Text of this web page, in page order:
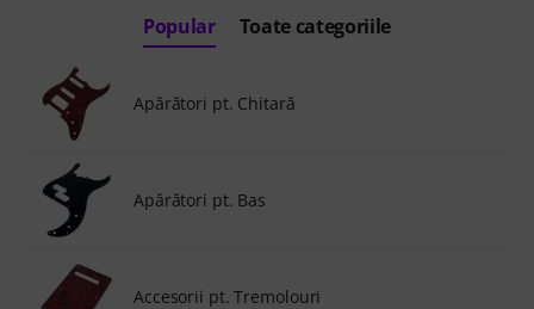
Popular Toate categoriile
Apărători pt. Chitară
Apărători pt. Bas
Accesorii pt. Tremolouri